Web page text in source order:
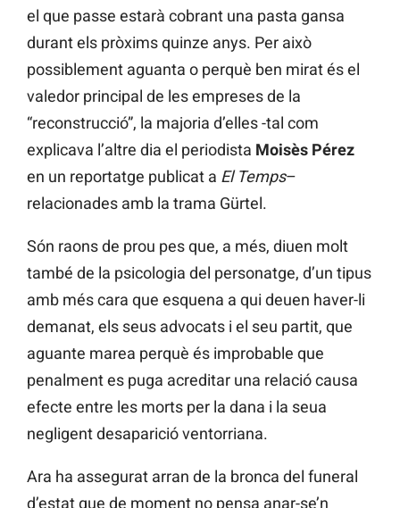
el que passe estarà cobrant una pasta gansa
durant els pròxims quinze anys. Per això
possiblement aguanta o perquè ben mirat és el
valedor principal de les empreses de la
“reconstrucció”, la majoria d’elles -tal com
explicava l’altre dia el periodista Moisès Pérez
en un reportatge publicat a El Temps–
relacionades amb la trama Gürtel.
Són raons de prou pes que, a més, diuen molt
també de la psicologia del personatge, d’un tipus
amb més cara que esquena a qui deuen haver-li
demanat, els seus advocats i el seu partit, que
aguante marea perquè és improbable que
penalment es puga acreditar una relació causa
efecte entre les morts per la dana i la seua
negligent desaparició ventorriana.
Ara ha assegurat arran de la bronca del funeral
d’estat que de moment no pensa anar-se’n